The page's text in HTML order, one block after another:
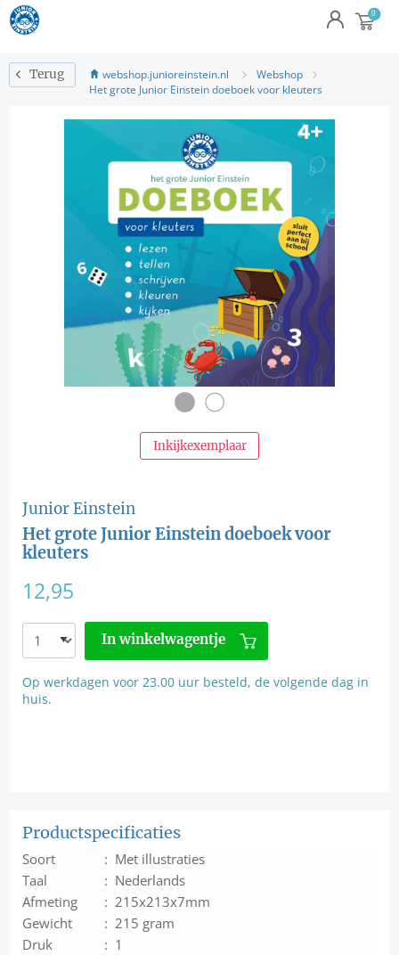
Terug webshop.junioreinstein.nl
Webshop
Het grote Junior Einstein doeboek voor kleuters
Inkijkexemplaar
Junior Einstein
Het grote Junior Einstein doeboek voor
kleuters
12,95
In winkelwagentje
Op werkdagen voor 23.00 uur besteld, de volgende dag in
huis.
Productspecificaties
Soort
: Met illustraties
Taal
: Nederlands
Afmeting
: 215x213x7mm
Gewicht
: 215 gram
Druk
: 1